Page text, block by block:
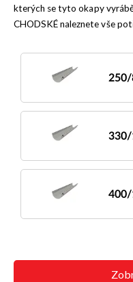
kterých se tyto okapy
CHODSKÉ naleznete vše
250/
330/
400/